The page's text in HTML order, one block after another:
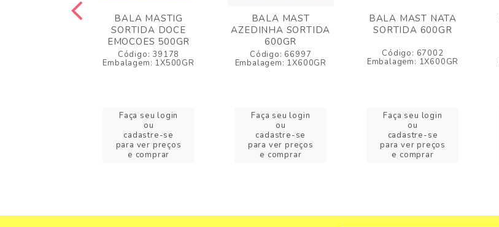
BALA MASTIG
SORTIDA DOCE
EMOCOES 500GR
Código: 39178
Embalagem: 1X500GR
Faça seu login
ou
cadastre-se
para ver preços
e comprar
BALA MAST
AZEDINHA SORTIDA
600GR
Código: 66997
Embalagem: 1X600GR
Faça seu login
ou
cadastre-se
para ver preços
e comprar
BALA MAST NATA
SORTIDA 600GR
Código: 67002
Embalagem: 1X600GR
Faça seu login
ou
cadastre-se
para ver preços
e comprar